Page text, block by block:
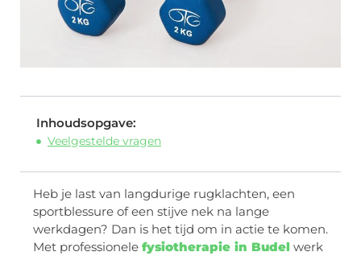
Inhoudsopgave:
Veelgestelde vragen
Heb je last van langdurige rugklachten, een
sportblessure of een stijve nek na lange
werkdagen? Dan is het tijd om in actie te komen.
Met professionele fysiotherapie in Budel werk